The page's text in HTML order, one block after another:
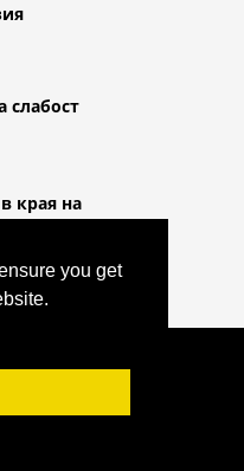
you get
слабост
края на
CQLIFE.NET
(РАК НА